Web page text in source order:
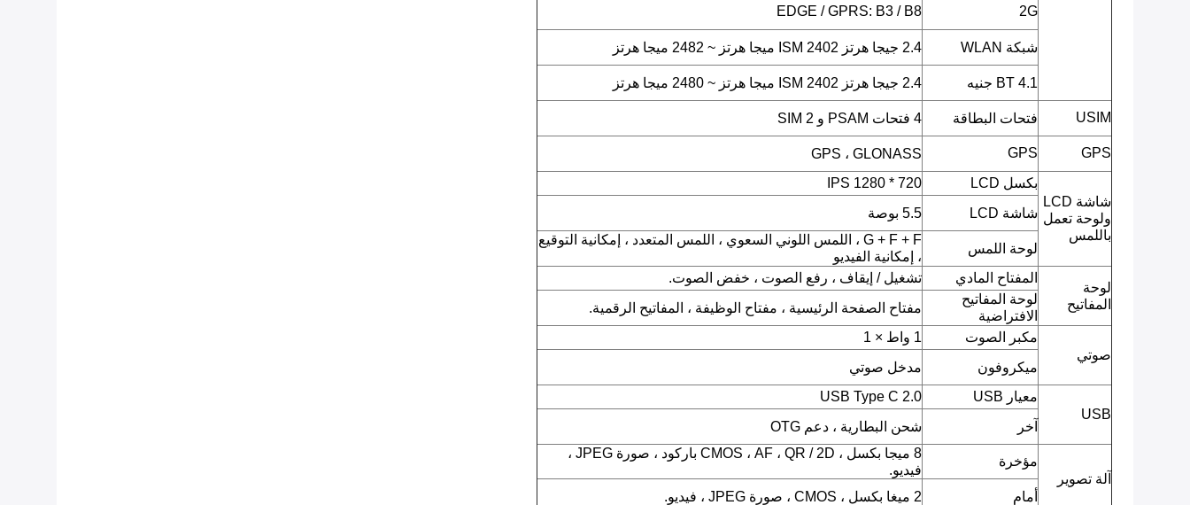
2G
EDGE / GPRS: B3 / B8
شبكة WLAN 2.4 جيجا هرتز ISM 2402 ميجا هرتز ~ 2482 ميجا هرتز
BT 4.1 جنيه 2.4 جيجا هرتز ISM 2402 ميجا هرتز ~ 2480 ميجا هرتز
USIM فتحات البطاقة 4 فتحات PSAM و 2 SIM
GPS
GPS GPS ، GLONASS
شاشة LCD
ولوحة تعمل
باللمس
بكسل LCD
720 * 1280 IPS
شاشة LCD
5.5 بوصة
لوحة اللمس
G + F + F ، اللمس اللوني السعوي ، اللمس المتعدد ، إمكانية التوقيع
، إمكانية الفيديو
لوحة
المفاتيح
المفتاح المادي
تشغيل / إيقاف ، رفع الصوت ، خفض الصوت.
لوحة المفاتيح
الافتراضية
مفتاح الصفحة الرئيسية ، مفتاح الوظيفة ، المفاتيح الرقمية.
صوتي
مكبر الصوت
1 واط × 1
ميكروفون
مدخل صوتي
USB
معيار USB
USB Type C 2.0
آخر
شحن البطارية ، دعم OTG
آلة تصوير
مؤخرة
8 ميجا بكسل ، CMOS ، AF ، QR / 2D باركود ، صورة JPEG ،
فيديو.
أمام
2 ميغا بكسل ، CMOS ، صورة JPEG ، فيديو.